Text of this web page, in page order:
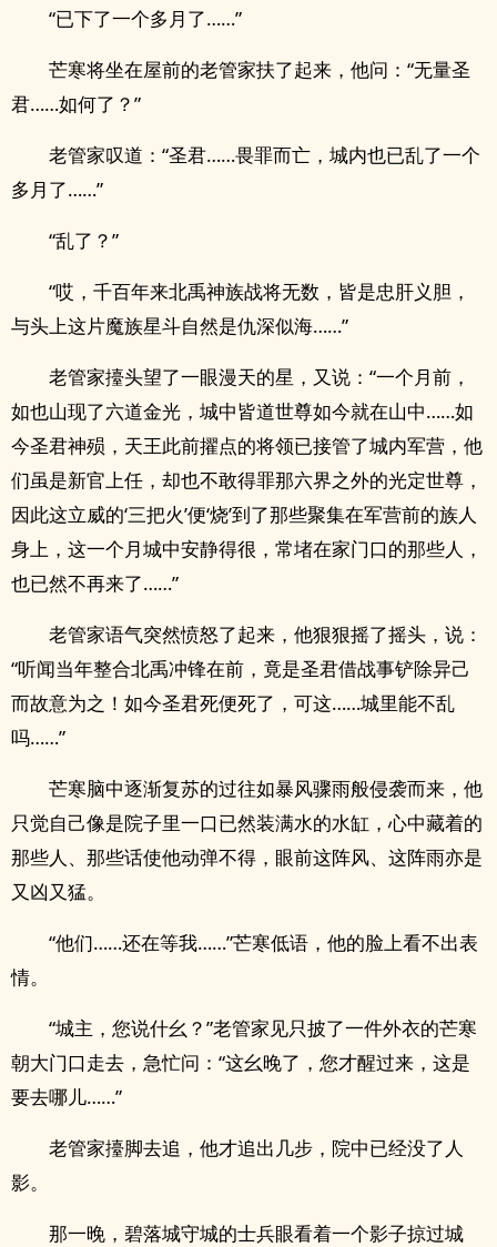
“已下了一个多月了……”
芒寒将坐在屋前的老管家扶了起来，他问：“无量圣
君……如何了？”
老管家叹道：“圣君……畏罪而亡，城内也已乱了一个
多月了……”
“乱了？”
“哎，千百年来北禹神族战将无数，皆是忠肝义胆，
与头上这片魔族星斗自然是仇深似海……”
老管家擡头望了一眼漫天的星，又说：“一个月前，
如也山现了六道金光，城中皆道世尊如今就在山中……如
今圣君神殒，天王此前擢点的将领已接管了城内军营，他
们虽是新官上任，却也不敢得罪那六界之外的光定世尊，
因此这立威的‘三把火’便‘烧’到了那些聚集在军营前的族人
身上，这一个月城中安静得很，常堵在家门口的那些人，
也已然不再来了……”
老管家语气突然愤怒了起来，他狠狠摇了摇头，说：
“听闻当年整合北禹冲锋在前，竟是圣君借战事铲除异己
而故意为之！如今圣君死便死了，可这……城里能不乱
吗……”
芒寒脑中逐渐复苏的过往如暴风骤雨般侵袭而来，他
只觉自己像是院子里一口已然装满水的水缸，心中藏着的
那些人、那些话使他动弹不得，眼前这阵风、这阵雨亦是
又凶又猛。
“他们……还在等我……”芒寒低语，他的脸上看不出表
情。
“城主，您说什幺？”老管家见只披了一件外衣的芒寒
朝大门口走去，急忙问：“这幺晚了，您才醒过来，这是
要去哪儿……”
老管家擡脚去追，他才追出几步，院中已经没了人
影。
那一晚，碧落城守城的士兵眼看着一个影子掠过城